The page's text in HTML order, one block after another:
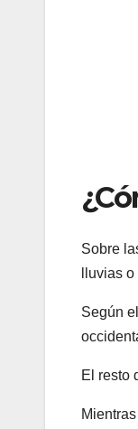
Sobre
lluvias
Según
El resto